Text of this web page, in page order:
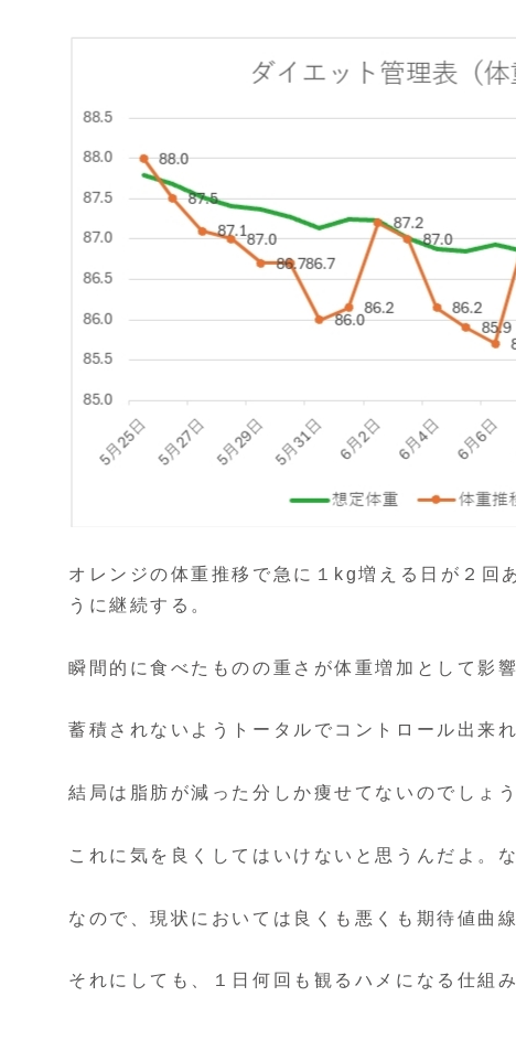
オレンジの体重推移で急に１kg増える日が２回
うに継続する。
瞬間的に食べたものの重さが体重増加として影
蓄積されないようトータルでコントロール出来
結局は脂肪が減った分しか痩せてないのでしょ
これに気を良くしてはいけないと思うんだよ。
なので、現状においては良くも悪くも期待値曲
それにしても、１日何回も観るハメになる仕組